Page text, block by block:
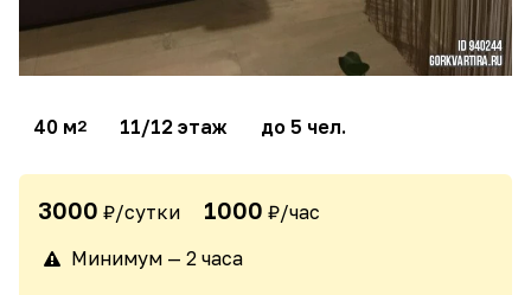
40 м2 11/12 этаж до 5 чел.
3000 ₽/сутки 1000 ₽/час
Минимум — 2 часа